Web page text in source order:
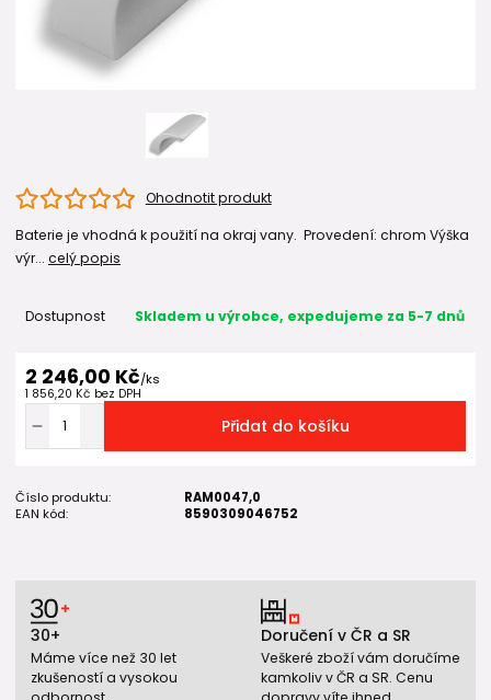
Ohodnotit produkt
Baterie je vhodná k použití na okraj vany. Provedení: chrom Výška
výr... celý popis
Dostupnost Skladem u výrobce, expedujeme za 5-7 dnů
2 246,00 Kč/ks
1 856,20 Kč bez DPH
Přidat do košíku
Číslo produktu:
RAM0047,0
EAN kód:
8590309046752
30+
Máme více než 30 let
zkušeností a vysokou
Doručení v ČR a SR
Veškeré zboží vám doručíme
kamkoliv v ČR a SR. Cenu